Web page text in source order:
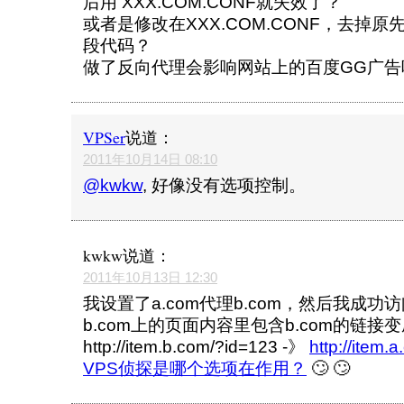
或者是修改在XXX.COM.CONF，去掉原
段代码？
做了反向代理会影响网站上的百度GG广
VPSer说道：
2011年10月14日 08:10
@kwkw, 好像没有选项控制。
kwkw说道：
2011年10月13日 12:30
我设置了a.com代理b.com，然后我成功
b.com上的页面内容里包含b.com的链接
http://item.b.com/?id=123 -》
http://
VPS侦探是哪个选项在作用？ 🙄 🙄